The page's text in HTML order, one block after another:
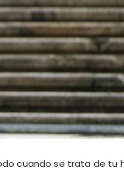
cuando se trata de tu